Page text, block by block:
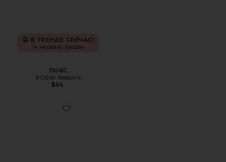
В ТРЕНДЕ СЕЙЧАС!
14 недавно продан
ПОЯС
8 Other Reasons
$54
Favorite ПОЯС BRAXTON